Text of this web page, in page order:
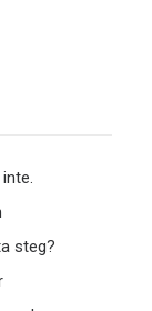
steg?